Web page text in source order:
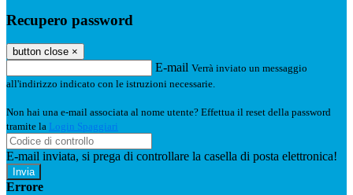
Recupero password
button close ×
E-mail Verrà inviato un messaggio
all'indirizzo indicato con le istruzioni necessarie.
Non hai una e-mail associata al nome utente? Effettua il reset della password
tramite la Login Spaggiari
E-mail inviata, si prega di controllare la casella di posta elettronica!
Errore